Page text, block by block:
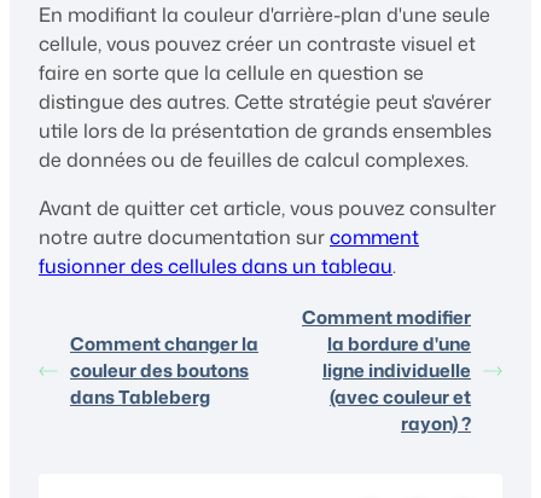
En modifiant la couleur d'arrière-plan d'une seule
cellule, vous pouvez créer un contraste visuel et
faire en sorte que la cellule en question se
distingue des autres. Cette stratégie peut s'avérer
utile lors de la présentation de grands ensembles
de données ou de feuilles de calcul complexes.
Avant de quitter cet article, vous pouvez consulter
notre autre documentation surcomment
fusionner des cellules dans un tableau.
Comment changer la
couleur des boutons
dans Tableberg
Comment modifier
la bordure d'une
ligne individuelle
(avec couleur et
rayon) ?